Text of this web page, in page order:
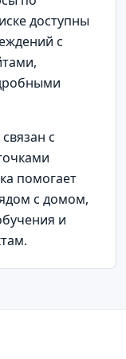
доступны
с
с
помогает
с домом,
и